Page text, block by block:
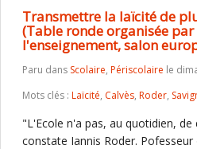
Transmettre la laïcité de
(Table ronde organisée
l'enseignement, salon
Paru dans Scolaire, Périscolaire le
Mots clés : Laïcité, Calvès, Roder,
"L'Ecole n'a pas, au quotidien,
constate Iannis Roder.